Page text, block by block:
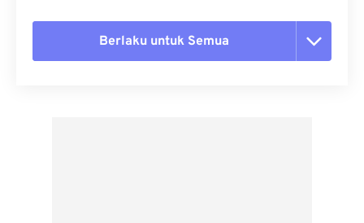
Berlaku untuk Semua